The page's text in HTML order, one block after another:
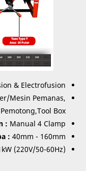
& Electrofusion
Mesin Pemanas,
Box
: Manual 4 Clamp
: 40mm - 160mm
(220V/50-60Hz)